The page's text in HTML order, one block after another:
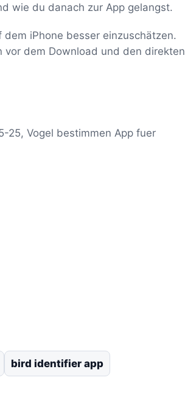
wie du danach zur App gelangst.
iPhone besser einzuschätzen.
vor dem Download und den direkten
25, Vogel bestimmen App fuer
bird identifier app